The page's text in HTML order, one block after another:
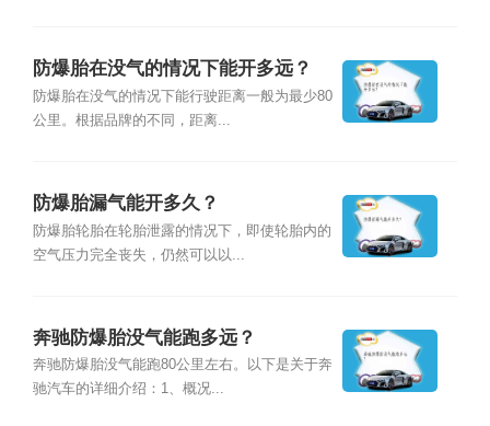
防爆胎在没气的情况下能开多远？
防爆胎在没气的情况下能行驶距离一般为最少80
公里。根据品牌的不同，距离...
防爆胎漏气能开多久？
防爆胎轮胎在轮胎泄露的情况下，即使轮胎内的
空气压力完全丧失，仍然可以以...
奔驰防爆胎没气能跑多远？
奔驰防爆胎没气能跑80公里左右。以下是关于奔
驰汽车的详细介绍：1、概况...